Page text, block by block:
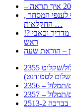
, התעשייה , פיצויי מס רכוש בגין נזק עקיף לענפי המסחר
החקלאות …
!? איך להפרד מהמיגרנה לשחרור ממיגרנה מעשי מדריך וכאבי
ראש
– הוראת שעה
2355 דרישה לתשלום עבור מתן שירותי תרגום/תמלול/שקלוט
לסטודנט)
תמלול
תמלול
2513-2 טופס חדש הצהרה על העברה לחול הפטורה ממס בברכה